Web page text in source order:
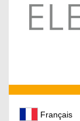
Français